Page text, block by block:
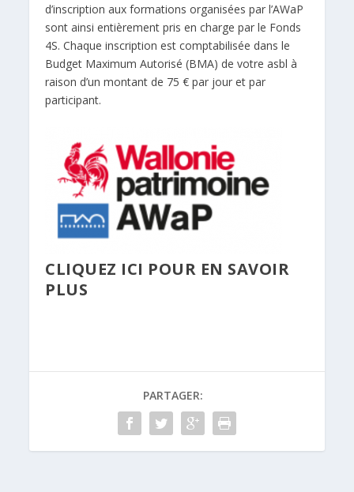
d’inscription aux formations organisées par l’AWaP
sont ainsi entièrement pris en charge par le Fonds
4S. Chaque inscription est comptabilisée dans le
Budget Maximum Autorisé (BMA) de votre asbl à
raison d’un montant de 75 € par jour et par
participant.
CLIQUEZ ICI POUR EN SAVOIR
PLUS
PARTAGER: